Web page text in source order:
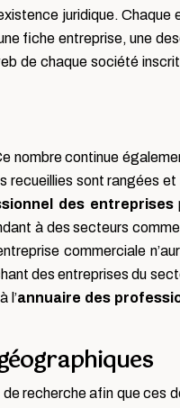
juridique. Chaque
fiche entreprise, une
de chaque société
nombre continue
recueillies sont rangées
des entreprises
à des secteurs comme
commerciale
des entreprises du
l’annuaire des
recherche afin que ces